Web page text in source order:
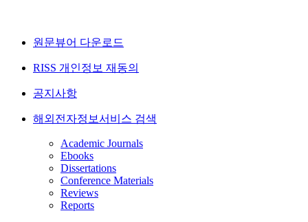
원문뷰어 다운로드
RISS 개인정보 재동의
공지사항
해외전자정보서비스 검색
Academic Journals
Ebooks
Dissertations
Conference Materials
Reviews
Reports